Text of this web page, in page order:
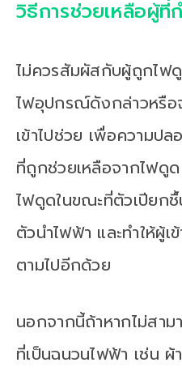
วิธีการช่วยเหลือผู้ที่
ไม่ควรสัมผัสกับผู้ถูกไฟ
ไฟอุปกรณ์ดังกล่าวหรือ
เข้าไปช่วย เพื่อความป
ที่ถูกช่วยเหลือจากไฟดูด
ไฟดูดในขณะที่ตัวเปียกชื้
ตัวนำไฟฟ้า และทำให้ผู้
ตามไปอีกด้วย
นอกจากนี้ถ้าหากไม่สา
ที่เป็นฉนวนไฟฟ้า เช่น